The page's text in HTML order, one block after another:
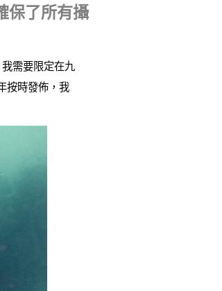
保了所有攝
需要限定在九
按時發佈，我